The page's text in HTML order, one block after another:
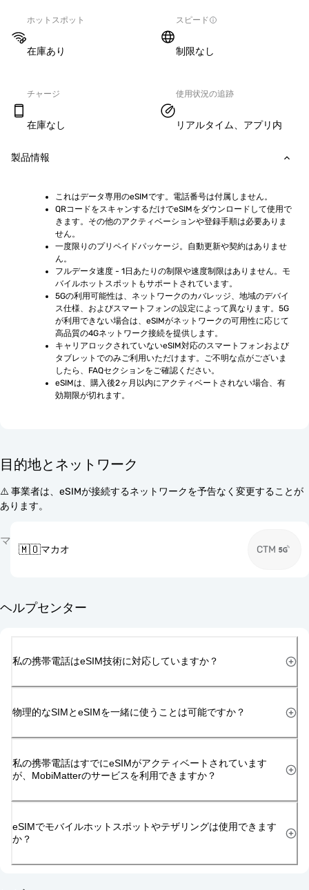
ホットスポット
在庫あり
スピード
制限なし
チャージ
在庫なし
使用状況の追跡
リアルタイム、アプリ内
製品情報
これはデータ専用のeSIMです。電話番号は付属しません。
QRコードをスキャンするだけでeSIMをダウンロードして使用で
きます。その他のアクティベーションや登録手順は必要ありま
せん。
一度限りのプリペイドパッケージ。自動更新や契約はありませ
ん。
フルデータ速度 - 1日あたりの制限や速度制限はありません。モ
バイルホットスポットもサポートされています。
5Gの利用可能性は、ネットワークのカバレッジ、地域のデバイ
ス仕様、およびスマートフォンの設定によって異なります。5G
が利用できない場合は、eSIMがネットワークの可用性に応じて
高品質の4Gネットワーク接続を提供します。
キャリアロックされていないeSIM対応のスマートフォンおよび
タブレットでのみご利用いただけます。ご不明な点がございま
したら、FAQセクションをご確認ください。
eSIMは、購入後2ヶ月以内にアクティベートされない場合、有
効期限が切れます。
目的地とネットワーク
⚠️ 事業者は、eSIMが接続するネットワークを予告なく変更することが
あります。
マ
🇲🇴マカオ CTM
ヘルプセンター
私の携帯電話はeSIM技術に対応していますか？
物理的なSIMとeSIMを一緒に使うことは可能ですか？
私の携帯電話はすでにeSIMがアクティベートされています
が、MobiMatterのサービスを利用できますか？
eSIMでモバイルホットスポットやテザリングは使用できます
か？